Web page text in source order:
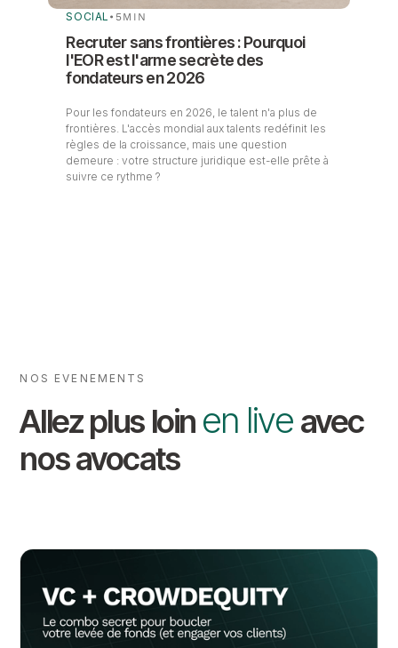
SOCIAL • 5MIN
Recruter sans frontières : Pourquoi
l'EOR est l'arme secrète des
fondateurs en 2026
Pour les fondateurs en 2026, le talent n'a plus de
frontières. L'accès mondial aux talents redéfinit les
règles de la croissance, mais une question
demeure : votre structure juridique est-elle prête à
suivre ce rythme ?
NOS EVENEMENTS
Allez plus loin en live avec
nos avocats